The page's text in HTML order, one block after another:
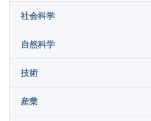
社会科学
自然科学
技術
産業